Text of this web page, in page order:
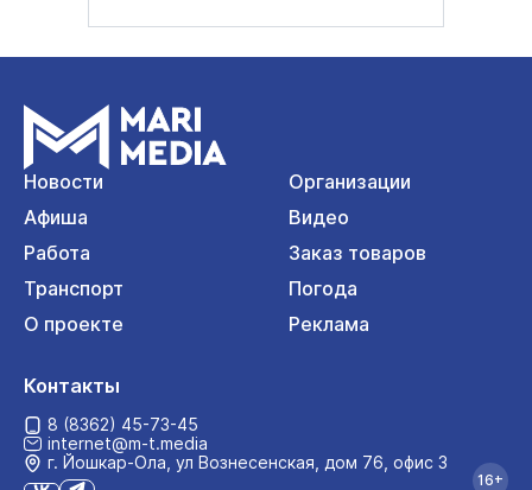
Новости
Организации
Афиша
Видео
Работа
Заказ товаров
Транспорт
Погода
О проекте
Реклама
Контакты
8 (8362) 45-73-45
internet@m-t.media
г. Йошкар‑Ола, ул Вознесенская, дом 76, офис 3
16+